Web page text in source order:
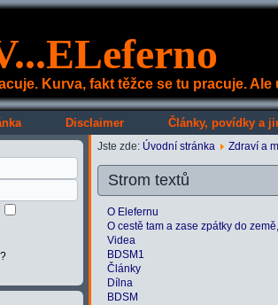
Kurva, fakt těžce se tu pracuje.
Disclaimer Články, povídky a
Jste zde: Úvodní stránka Zdraví a
Strom textů
O Elefernu
O cestě tam a zase zpátky do
Videa
BDSM1
Články
Dílna
BDSM